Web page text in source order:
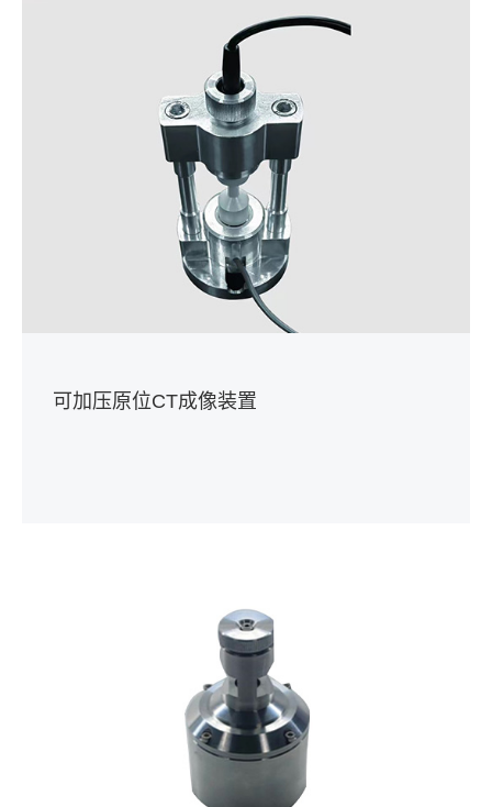
可加压原位CT成像装置